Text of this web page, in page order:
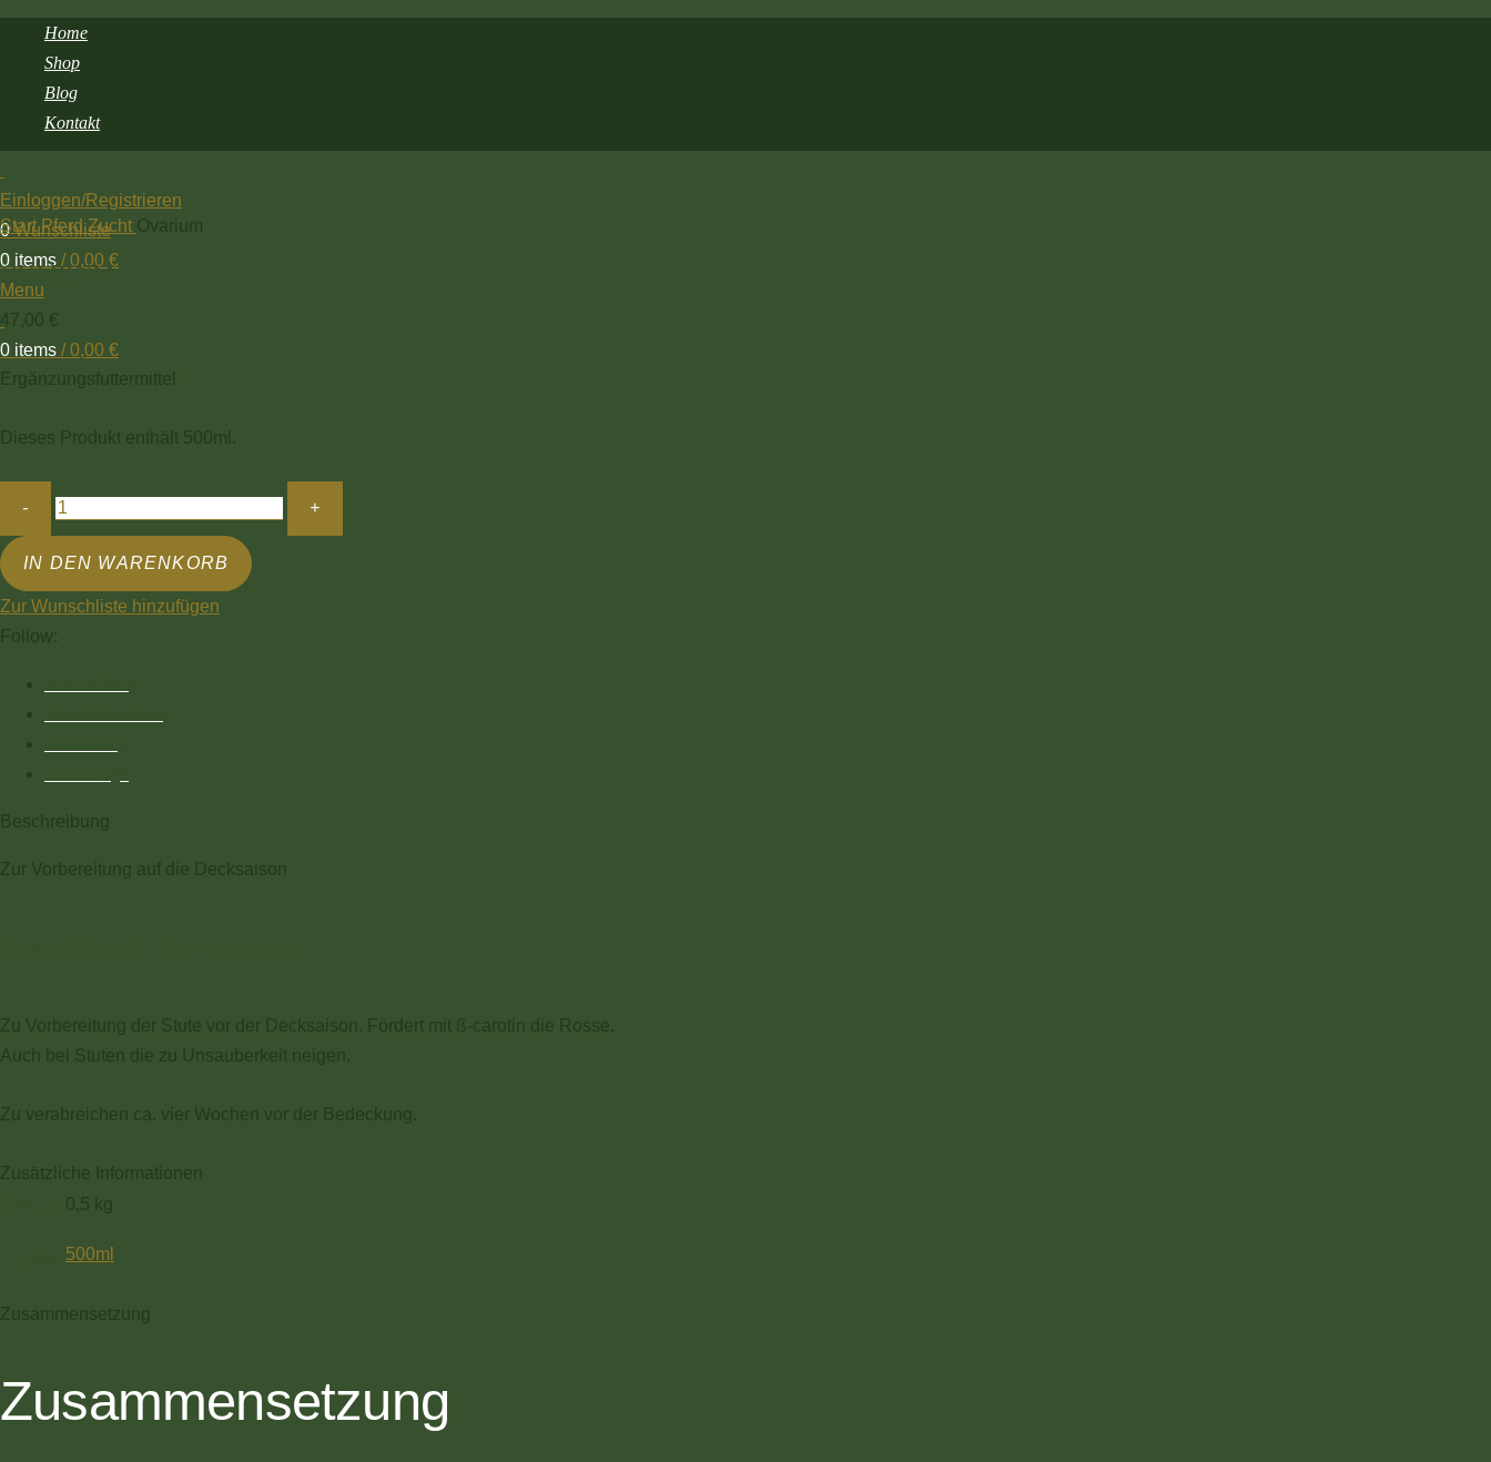
Home
Shop
Blog
Kontakt
Einloggen/Registrieren
0Wunschliste
0 items / 0,00 €
Menu
0 items / 0,00 €
Zum Vergrößern klicken
StartPferdZucht Ovarium
OVARIUM
47,00 €
Ergänzungsfuttermittel
Dieses Produkt enthält 500ml.
IN DEN WARENKORB
Zur Wunschliste hinzufügen
Follow:
Beschreibung
Zur Vorbereitung auf die Decksaison
Zu Vorbereitung der Stute vor der Decksaison. Fördert mit ß-carotin die Rosse.
Auch bei Stuten die zu Unsauberkeit neigen.
Zu verabreichen ca. vier Wochen vor der Bedeckung.
Zusätzliche Informationen
0,5 kg
500ml
Zusammensetzung
Zusammensetzung